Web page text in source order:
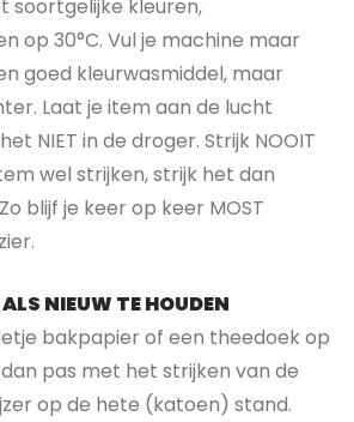
soortgelijke kleuren,
op 30°C. Vul je machine maar
goed kleurwasmiddel, maar
Laat je item aan de lucht
NIET in de droger. Strijk NOOIT
wel strijken, strijk het dan
blijf je keer op keer MOST
NIEUW TE HOUDEN
bakpapier of een theedoek op
pas met het strijken van de
op de hete (katoen) stand.